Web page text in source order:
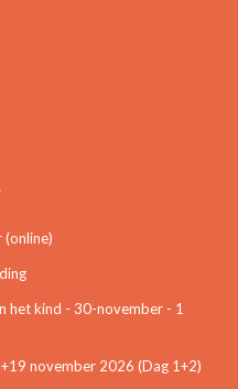
(online)
het kind - 30-november - 1
november 2026 (Dag 1+2)